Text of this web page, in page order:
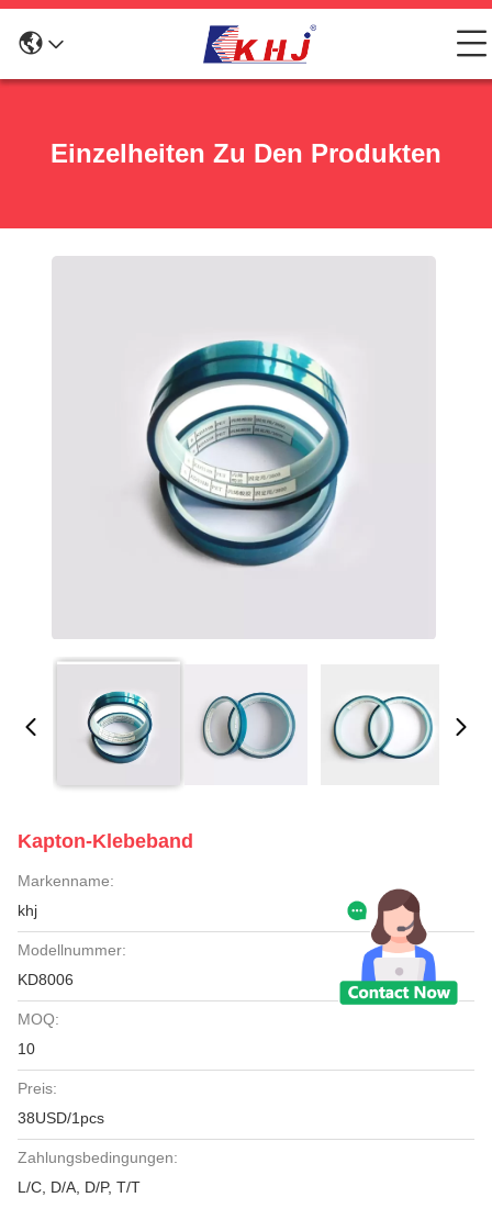
Einzelheiten Zu Den Produkten
Kapton-Klebeband
Markenname:
khj
Modellnummer:
KD8006
MOQ:
10
Preis:
38USD/1pcs
Zahlungsbedingungen:
L/C, D/A, D/P, T/T